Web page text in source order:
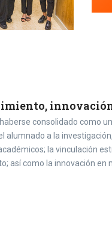
consolidado como
alumnado a la
la vinculación
así como la innovación en